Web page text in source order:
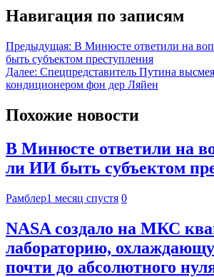
Навигация по записям
Предыдущая: В Минюсте ответили на
быть субъектом преступления
Далее: Спецпредставитель Путина
кондиционером фон дер Ляйен
Похожие новости
В Минюсте ответили на
ли ИИ быть субъектом
Рамблер1 месяц спустя 0
NASA создало на МКС
лабораторию,
почти до абсолютного